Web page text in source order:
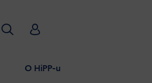
O HiPP-u
Traži HiPP Babyclub